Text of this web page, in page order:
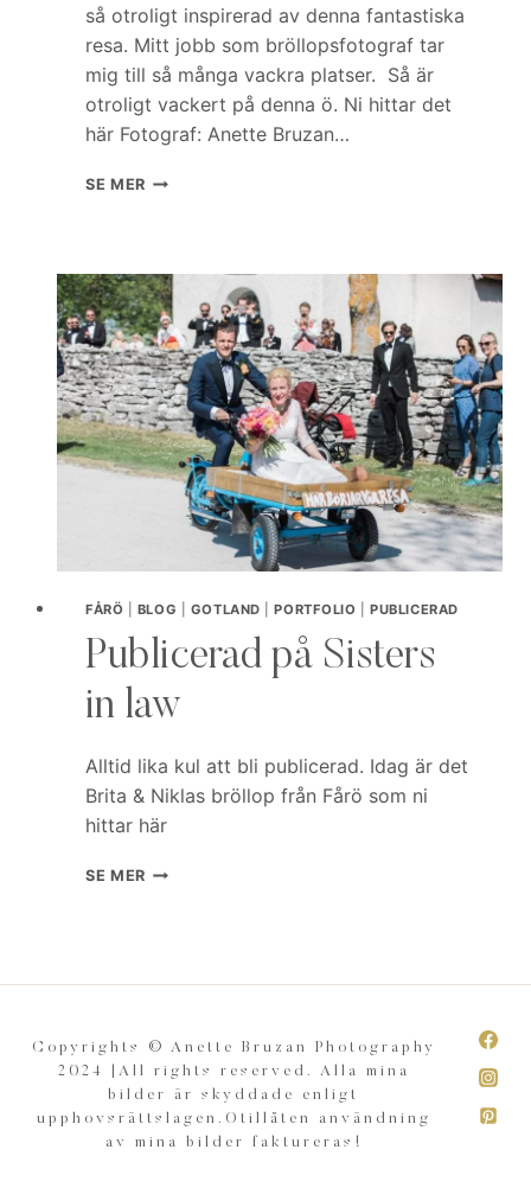
så otroligt inspirerad av denna fantastiska
resa. Mitt jobb som bröllopsfotograf tar
mig till så många vackra platser. Så är
otroligt vackert på denna ö. Ni hittar det
här Fotograf: Anette Bruzan…
SE MERMINIMALISTISK
FÅRÖ BLOG GOTLAND |PORTFOLIO |PUBLICERAD
Publicerad på Sisters
in law
Alltid lika kul att bli publicerad. Idag är det
Brita & Niklas bröllop från Fårö som ni
hittar här
SE MERPUBLICERAD
Copyrights © Anette Bruzan Photography
2024 |All rights reserved. Alla mina
bilder är skyddade enligt
upphovsrättslagen.Otillåten användning
av mina bilder faktureras!